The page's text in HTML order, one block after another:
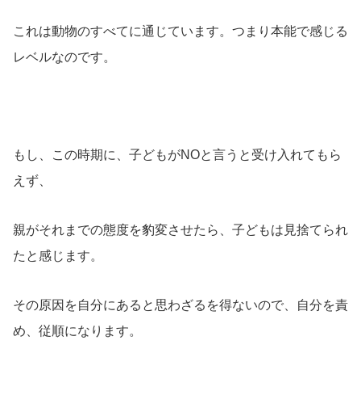
これは動物のすべてに通じています。つまり本能で感じる
レベルなのです。
もし、この時期に、子どもがNOと言うと受け入れてもら
えず、
親がそれまでの態度を豹変させたら、子どもは見捨てられ
たと感じます。
その原因を自分にあると思わざるを得ないので、自分を責
め、従順になります。